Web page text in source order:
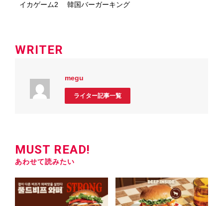
イカゲーム2 韓国バーガーキング
WRITER
megu
ライター記事一覧
MUST READ!
あわせて読みたい